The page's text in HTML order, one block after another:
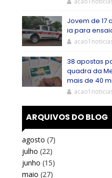
Jovem de 17
ia para
38 apostas
quadra da
mais de 40
ARQUIVOS DO BLOG
agosto (7)
julho (22)
junho (15)
maio (27)